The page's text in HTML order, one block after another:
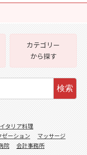
カテゴリー
から探す
検索
イタリア料理
ゼーション
マッサージ
院
会計事務所